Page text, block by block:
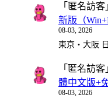
「 匿名訪客
新版（
08-03, 2026
東京・大阪
「 匿名訪客
體中文版+
08-03, 2026